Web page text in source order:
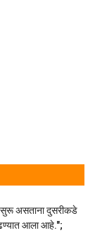
सुरू असताना दुसरीकडे
आला आहे.";